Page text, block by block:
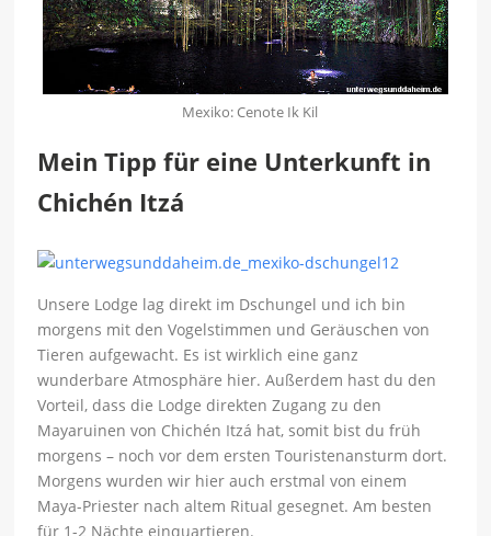
Mexiko: Cenote Ik Kil
Mein Tipp für eine Unterkunft in
Chichén Itzá
Unsere Lodge lag direkt im Dschungel und ich bin
morgens mit den Vogelstimmen und Geräuschen von
Tieren aufgewacht. Es ist wirklich eine ganz
wunderbare Atmosphäre hier. Außerdem hast du den
Vorteil, dass die Lodge direkten Zugang zu den
Mayaruinen von Chichén Itzá hat, somit bist du früh
morgens – noch vor dem ersten Touristenansturm dort.
Morgens wurden wir hier auch erstmal von einem
Maya-Priester nach altem Ritual gesegnet. Am besten
für 1-2 Nächte einquartieren.